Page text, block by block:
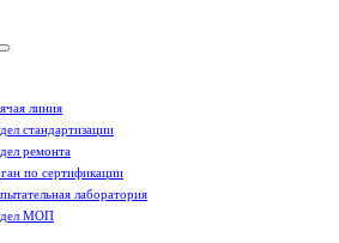
линия
стандартизации
ремонта
по сертификации
лаборатория
МОП